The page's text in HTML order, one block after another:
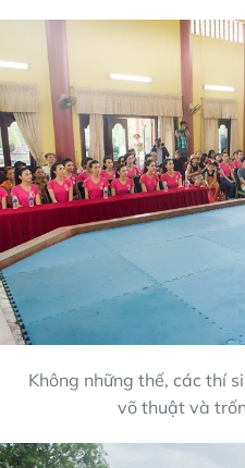
Không những thế, các thí
võ thuật và